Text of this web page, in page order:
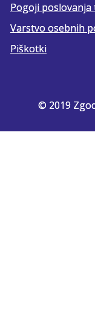
Pogoji
Varstvo osebnih
Piškotki
© 2019